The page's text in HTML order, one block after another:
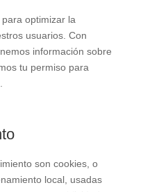
optimizar la
usuarios. Con
información sobre
tu permiso para
son cookies, o
local, usadas